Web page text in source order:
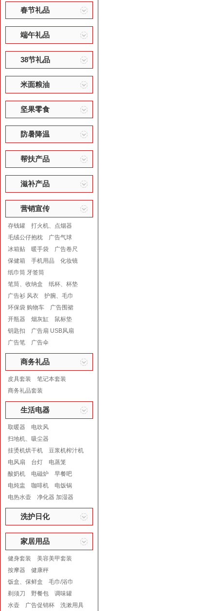
春节礼品
端午礼品
38节礼品
米面粮油
坚果零食
防暑降温
帮扶产品
滋补产品
营销宣传
存钱罐
打火机、点烟器
毛绒公仔抱枕
广告气球
冰箱贴
暖手袋
广告卷尺
保健箱
手机用品
化妆镜
纸巾筒 牙签筒
笔筒、收纳盒
纸杯、杯垫
广告衫 风衣
护腕、毛巾
环保袋 购物车
广告围裙
开瓶器
烟灰缸
鼠标垫
钥匙扣
广告扇 USB风扇
广告笔
广告伞
商务礼品
皮具套装
笔记本套装
商务礼品套装
生活电器
取暖器
电吹风
扫地机、吸尘器
挂烫机烘干机
豆浆机榨汁机
电风扇
台灯
电蒸笼
酸奶机
电磁炉
早餐吧
电炖盅
咖啡机
电饭锅
电热水壶
净化器 加湿器
洗护日化
家居用品
健身套装
美容美甲套装
按摩器
健康秤
饭盒、保鲜盒
毛巾/浴巾
剃须刀
野餐包
调味罐
水壶
广告促销杯
洗漱用具